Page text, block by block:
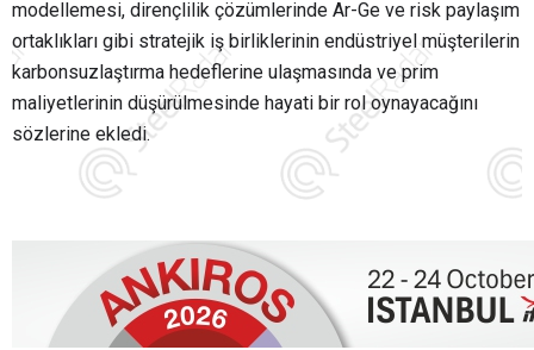
modellemesi, dirençlilik çözümlerinde Ar-Ge ve risk paylaşım
ortaklıkları gibi stratejik iş birliklerinin endüstriyel müşterilerin
karbonsuzlaştırma hedeflerine ulaşmasında ve prim
maliyetlerinin düşürülmesinde hayati bir rol oynayacağını
sözlerine ekledi.